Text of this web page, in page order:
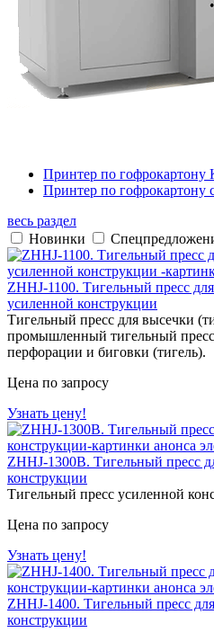
Принтер по гофрокартону
Принтер по гофрокартону
весь раздел
Новинки
ZHHJ-1100. Тигельный пресс
усиленной конструкции
Тигельный пресс для высечки
промышленный тигельный
перфорации и биговки (тигель).
Цена по запросу
Узнать цену!
ZHHJ-1300B. Тигельный пресс
конструкции
Тигельный пресс усиленной
Цена по запросу
Узнать цену!
ZHHJ-1400. Тигельный пресс
конструкции